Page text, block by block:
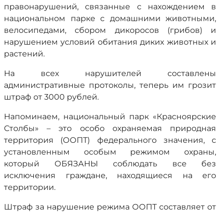
правонарушений, связанные с нахождением в
национальном парке с домашними животными,
велосипедами, сбором дикоросов (грибов) и
нарушением условий обитания диких животных и
растений.
На всех нарушителей составлены
административные протоколы, теперь им грозит
штраф от 3000 рублей.
Напоминаем, национальный парк «Красноярские
Столбы» – это особо охраняемая природная
территория (ООПТ) федерального значения, с
установленным особым режимом охраны,
который ОБЯЗАНЫ соблюдать все без
исключения граждане, находящиеся на его
территории.
Штраф за нарушение режима ООПТ составляет от